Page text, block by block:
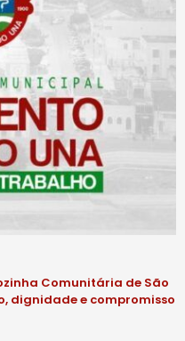
Comunitária de São
dignidade e compromisso